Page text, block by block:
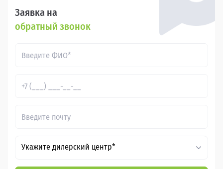
Заявка на
обратный звонок
Укажите дилерский центр*